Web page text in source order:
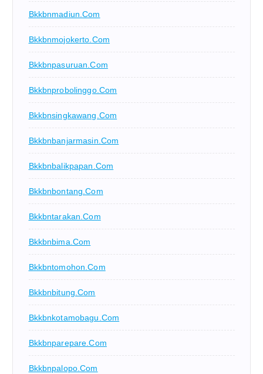
Bkkbnmadiun.com
Bkkbnmojokerto.com
Bkkbnpasuruan.com
Bkkbnprobolinggo.com
Bkkbnsingkawang.com
Bkkbnbanjarmasin.com
Bkkbnbalikpapan.com
Bkkbnbontang.com
Bkkbntarakan.com
Bkkbnbima.com
Bkkbntomohon.com
Bkkbnbitung.com
Bkkbnkotamobagu.com
Bkkbnparepare.com
Bkkbnpalopo.com